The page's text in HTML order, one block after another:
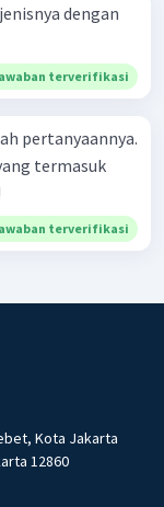
dengan
terverifikasi
pertanyaannya.
terverifikasi
Kota Jakarta
12860